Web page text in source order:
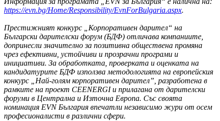
https://evn.bg/Home/Responsibility/EvnForBulgaria.aspx.
Престижният конкурс „Корпоративен дарител“ на
Български дарителски форум (БДФ) отличава компаниите,
допринесли значително за позитивна обществена промяна
чрез ефективни, устойчиви и прозрачни програми и
инициативи. За обработката, проверката и оценката на
кандидатурите БДФ използва методологията на европейския
конкурс „Най-голям корпоративен дарител”, разработена в
рамките на проект CEENERGI и прилагана от дарителски
форуми в Централна и Източна Европа. Със своята
номинация EVN България впечатли независимо жури от осем
професионалисти в различни сфери.